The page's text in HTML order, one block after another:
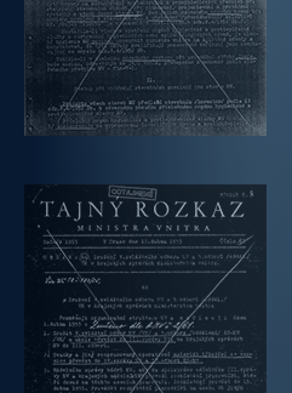
zobrazit PDF dokument